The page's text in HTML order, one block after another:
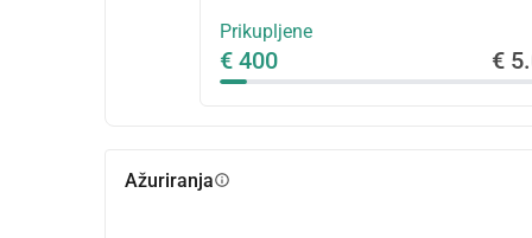
Prikupljene
€ 400 €
Ažuriranjainfo